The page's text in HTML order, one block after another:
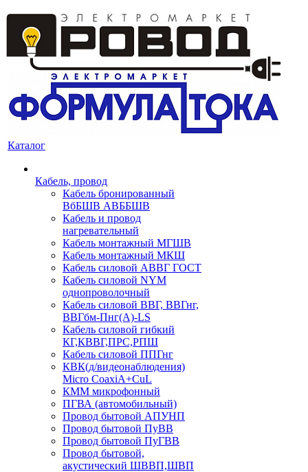
Каталог
Кабель, провод
Кабель бронированный
ВбБШВ АВББШВ
Кабель и провод
нагревательный
Кабель монтажный МГШВ
Кабель монтажный МКШ
Кабель силовой АВВГ ГОСТ
Кабель силовой NYM
однопроволочный
Кабель силовой ВВГ, ВВГнг,
ВВГбм-Пнг(А)-LS
Кабель силовой гибкий
КГ,КВВГ,ПРС,РПШ
Кабель силовой ППГнг
КВК(д/видеонаблюдения)
Micro CoaxiA+CuL
КММ микрофонный
ПГВА (автомобильный)
Провод бытовой АПУНП
Провод бытовой ПуВВ
Провод бытовой ПуГВВ
Провод бытовой,
акустический ШВВП,ШВП